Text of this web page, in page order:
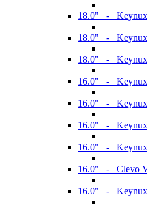
18.0" - Keynux
18.0" - Keynux
18.0" - Keynux
16.0" -
16.0" -
16.0" -
16.0" - Keynux
16.0" - Clevo
16.0" -